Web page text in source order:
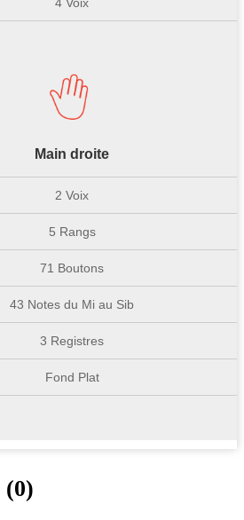
Main droite
2 Voix
5 Rangs
71 Boutons
43 Notes du Mi au Sib
3 Registres
Fond Plat
(0)